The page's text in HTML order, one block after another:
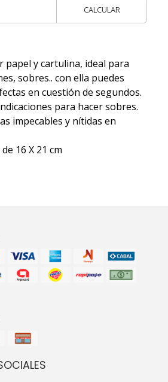
CALCULAR
papel y cartulina, ideal para
sobres.. con ella puedes
en cuestión de segundos.
para hacer sobres.
impecables y nítidas en
16 X 21 cm